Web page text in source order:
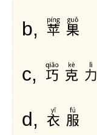
b, 苹果
c, 巧克力
d, 衣服